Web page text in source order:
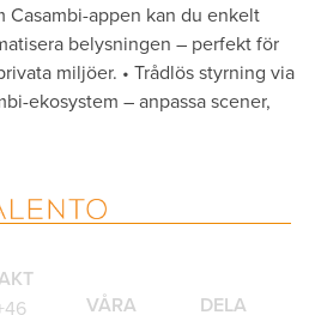
Casambi-appen kan du enkelt
belysningen – perfekt för
miljöer. • Trådlös styrning via
ekosystem – anpassa scener,
VÅRA DELA